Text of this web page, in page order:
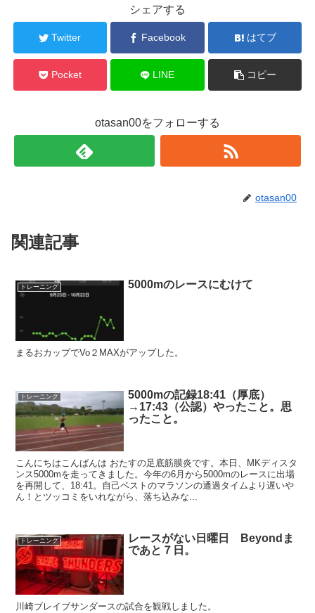
シェアする
Twitter Facebook はてブ
Pocket LINE コピー
otasan00をフォローする
otasan00
関連記事
トレーニング 5000mのレースにむけて
まるおカップでVo２MAXがアップした。
トレーニング
5000mの記録18:41（厚底）
→17:43（公認）やったこと。思
ったこと。
こんにちはこんばんは おたすの足底筋膜炎です。本日、MKディスタ
ンス5000mを走ってきました。今年の6月から5000mのレースに出場
を再開して、18:41。自己ベストのマラソンの通過タイムより遅いや
ん！とツッコミをいれながら、落ち込みな...
トレーニング
レースがない日曜日 Beyondま
であと７日。
川崎ブレイブサンダースの試合を観戦しました。